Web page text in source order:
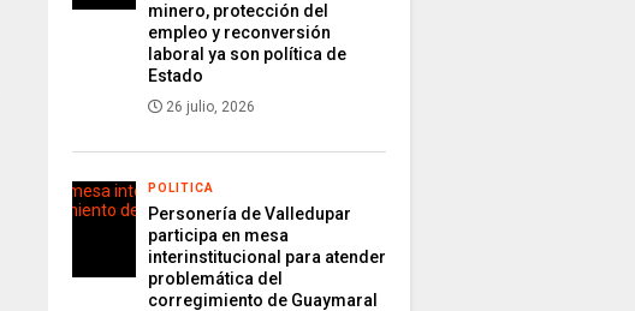
minero, protección del
empleo y reconversión
laboral ya son política de
Estado
26 julio, 2026
POLITICA
Personería de Valledupar
participa en mesa
interinstitucional para atender
problemática del
corregimiento de Guaymaral